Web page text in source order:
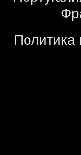
Политика